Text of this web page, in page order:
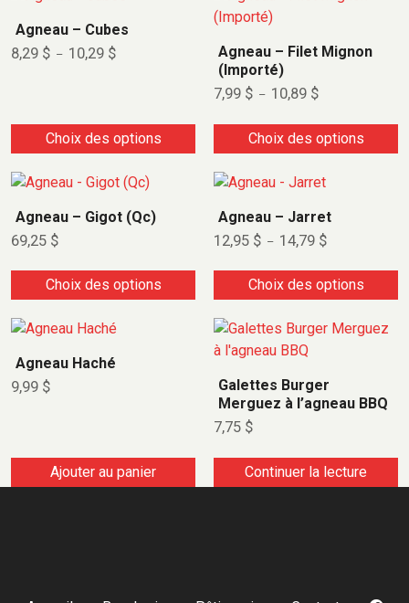
Agneau – Cubes
8,29 $ – 10,29 $
Choix des options
Agneau – Filet Mignon
(Importé)
7,99 $ – 10,89 $
Choix des options
Agneau – Gigot (Qc)
69,25 $
Choix des options
Agneau – Jarret
12,95 $ – 14,79 $
Choix des options
Agneau Haché
9,99 $
Ajouter au panier
Galettes Burger
Merguez à l’agneau BBQ
7,75 $
Continuer la lecture